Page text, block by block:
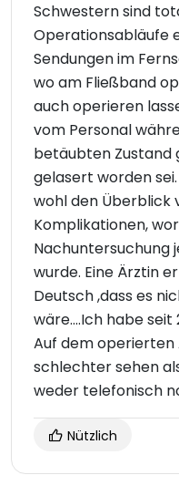
Schwestern sind
Operationsabläufe
Sendungen im
wo am Fließband
auch operieren
vom Personal
betäubten Zustand
gelasert worden
wohl den Überblick
Komplikationen,
Nachuntersuchung
wurde. Eine Ärztin
Deutsch ,dass es
wäre....Ich habe
Auf dem operierten
schlechter sehen
weder telefonisch
Nützlich